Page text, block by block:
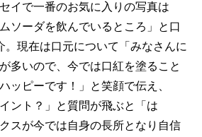
イで一番のお気に入りの写真は
ソーダを飲んでいるところ」と口
。現在は口元について「みなさんに
多いので、今では口紅を塗ること
ッピーです！」と笑顔で伝え、
ント？」と質問が飛ぶと「は
スが今では自身の長所となり自信